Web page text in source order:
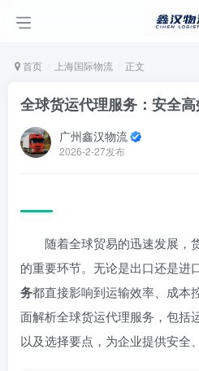
首页 上海国际物流 正文
全球货运代理服务：安全
广州鑫汉物流
2026-2-27发布
随着全球贸易的迅速发展，
的重要环节。无论是出口还是进
务都直接影响到运输效率、成本
面解析全球货运代理服务，包括
以及选择要点，为企业提供安全